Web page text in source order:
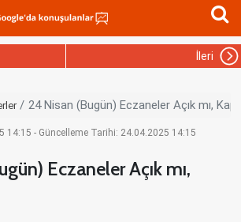
İleri
24 Nisan (Bugün) Eczaneler Açık mı,
14:15 - Güncelleme Tarihi: 24.04.2025 14:15
Eczaneler Açık mı,